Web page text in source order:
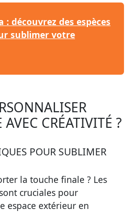
: découvrez des espèces
sublimer votre
AVEC CRÉATIVITÉ ?
POUR SUBLIMER
la touche finale ? Les
cruciales pour
espace extérieur en